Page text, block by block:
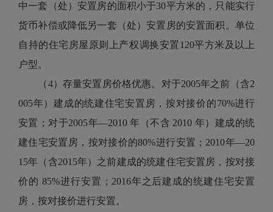
中一套（处）安置房的面积小于30平方米的，只能实行
货币补偿或降低另一套（处）安置房的安置面积。单位
自持的住宅房屋原则上产权调换安置120平方米及以上
户型。
（4）存量安置房价格优惠。对于2005年之前（含2
005年）建成的统建住宅安置房，按对接价的70%进行
安置；对于2005年—2010 年（不含 2010 年）建成的统
建住宅安置房，按对接价的80%进行安置；2010年—20
15年（含2015年）之前建成的统建住宅安置房，按对接
价的 85%进行安置；2016年之后建成的统建住宅安置
房，按对接价进行安置。